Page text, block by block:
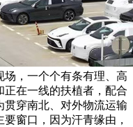
，一个个有条有理、高
在一线的扶植者，配合
穿南北、对外物流运输
窗口，因为汗青缘由，